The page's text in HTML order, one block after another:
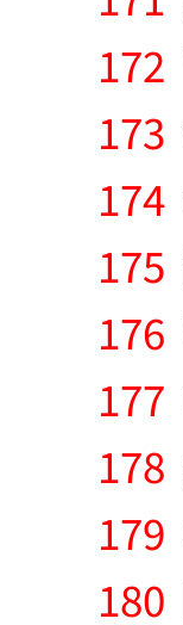
172
173
174
175
176
177
178
179
180